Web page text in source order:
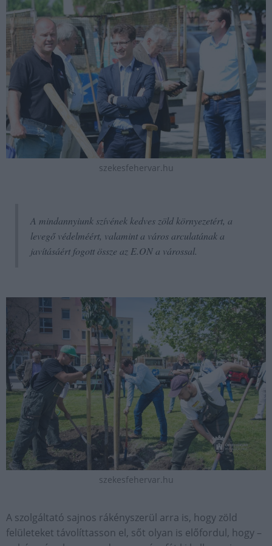
szekesfehervar.hu
A mindannyiunk szívének kedves zöld környezetért, a
levegő védelméért, valamint a város arculatának a
javításáért fogott össze az E.ON a várossal.
szekesfehervar.hu
A szolgáltató sajnos rákényszerül arra is, hogy zöld
felületeket távolíttasson el, sőt olyan is előfordul, hogy –